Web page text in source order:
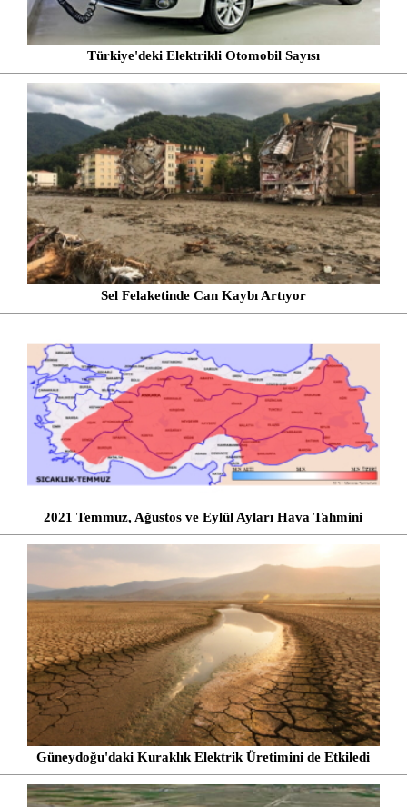
Türkiye'deki Elektrikli Otomobil Sayısı
Sel Felaketinde Can Kaybı Artıyor
2021 Temmuz, Ağustos ve Eylül Ayları Hava Tahmini
Güneydoğu'daki Kuraklık Elektrik Üretimini de Etkiledi